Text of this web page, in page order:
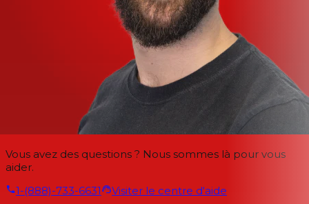
Vous avez des questions ? Nous sommes là pour vous
aider.
1-(888)-733-6631
Visiter le centre d'aide